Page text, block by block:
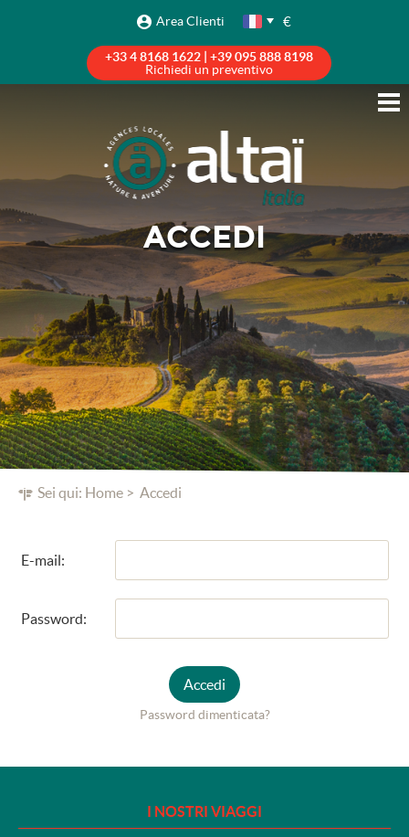
Area Clienti €
+33 4 8168 1622 | +39 095 888 8198
Richiedi un preventivo
Sei qui: Home Accedi
ACCEDI
E-mail:
Password:
Accedi
Password dimenticata?
I NOSTRI VIAGGI